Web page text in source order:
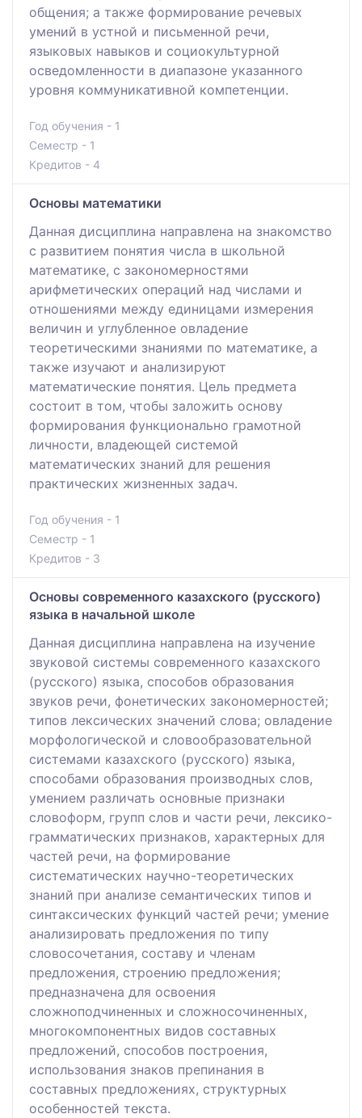
общения; а также формирование речевых
умений в устной и письменной речи,
языковых навыков и социокультурной
осведомленности в диапазоне указанного
уровня коммуникативной компетенции.
Год обучения - 1
Семестр - 1
Кредитов - 4
Основы математики
Данная дисциплина направлена на знакомство
с развитием понятия числа в школьной
математике, с закономерностями
арифметических операций над числами и
отношениями между единицами измерения
величин и углубленное овладение
теоретическими знаниями по математике, а
также изучают и анализируют
математические понятия. Цель предмета
состоит в том, чтобы заложить основу
формирования функционально грамотной
личности, владеющей системой
математических знаний для решения
практических жизненных задач.
Год обучения - 1
Семестр - 1
Кредитов - 3
Основы современного казахского (русского)
языка в начальной школе
Данная дисциплина направлена на изучение
звуковой системы современного казахского
(русского) языка, способов образования
звуков речи, фонетических закономерностей;
типов лексических значений слова; овладение
морфологической и словообразовательной
системами казахского (русского) языка,
способами образования производных слов,
умением различать основные признаки
словоформ, групп слов и части речи, лексико-
грамматических признаков, характерных для
частей речи, на формирование
систематических научно-теоретических
знаний при анализе семантических типов и
синтаксических функций частей речи; умение
анализировать предложения по типу
словосочетания, составу и членам
предложения, строению предложения;
предназначена для освоения
сложноподчиненных и сложносочиненных,
многокомпонентных видов составных
предложений, способов построения,
использования знаков препинания в
составных предложениях, структурных
особенностей текста.